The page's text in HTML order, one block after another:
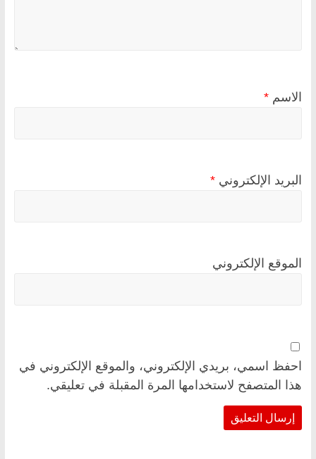
الاسم *
البريد الإلكتروني *
الموقع الإلكتروني
احفظ اسمي، بريدي الإلكتروني، والموقع الإلكتروني في
هذا المتصفح لاستخدامها المرة المقبلة في تعليقي.